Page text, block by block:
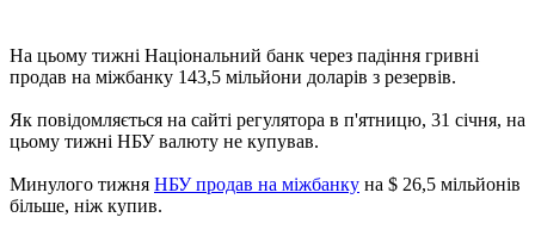
На цьому тижні Національний банк через падіння гривні
продав на міжбанку 143,5 мільйони доларів з резервів.
Як повідомляється на сайті регулятора в п'ятницю, 31 січня, на
цьому тижні НБУ валюту не купував.
Минулого тижня НБУ продав на міжбанку на $ 26,5 мільйонів
більше, ніж купив.